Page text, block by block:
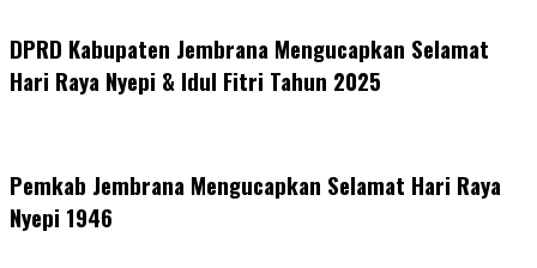
DPRD Kabupaten Jembrana Mengucapkan Selamat
Hari Raya Nyepi & Idul Fitri Tahun 2025
Pemkab Jembrana Mengucapkan Selamat Hari Raya
Nyepi 1946